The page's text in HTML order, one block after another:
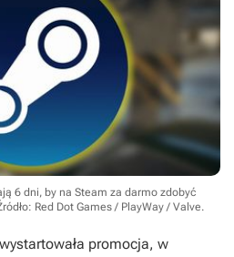
6 dni, by na Steam za darmo zdobyć
Red Dot Games / PlayWay / Valve.
promocja, w